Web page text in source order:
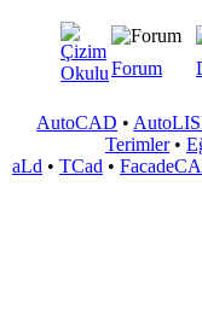
Forum
AutoCAD •
Terimler•
aLd • TCad •